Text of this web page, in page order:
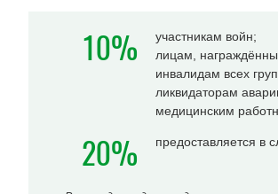
10%
участникам войн;
лицам,
инвалидам всех
ликвидаторам
медицинским
20% предоставляется в